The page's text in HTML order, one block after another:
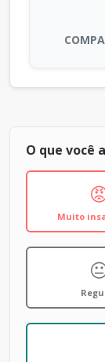
O que você
Muito